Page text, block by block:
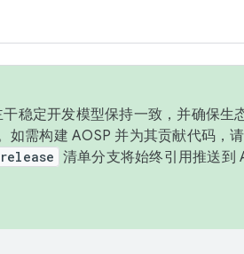
稳定开发模型保持一致，并确保生
如需构建 AOSP 并为其贡献代码，
清单分支将始终引用推送到